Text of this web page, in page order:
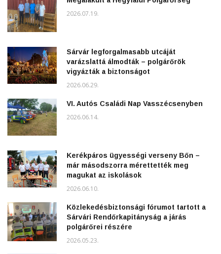
2026.07.19.
Sárvár legforgalmasabb utcáját
varázslattá álmodták – polgárőrök
vigyázták a biztonságot
2026.06.29.
VI. Autós Családi Nap Vasszécsenyben
2026.06.14.
Kerékpáros ügyességi verseny Bőn –
már másodszorra mérettették meg
magukat az iskolások
2026.06.10.
Közlekedésbiztonsági fórumot tartott a
Sárvári Rendőrkapitányság a járás
polgárőrei részére
2026.05.23.